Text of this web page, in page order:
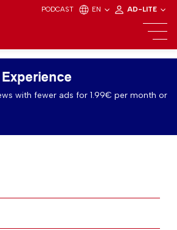
PODCAST EN AD-LITE
with fewer ads for 1.99€ per month or